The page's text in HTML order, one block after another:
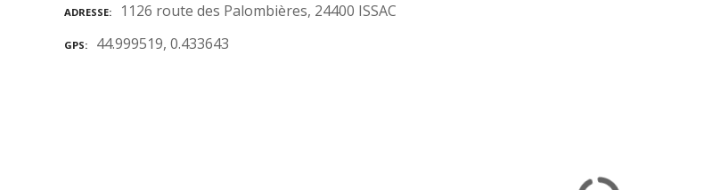
ADRESSE 1126 route des Palombières, 24400 ISSAC
GPS 44.999519, 0.433643